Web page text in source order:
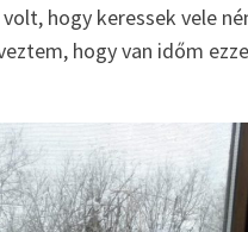
hogy keressek vele
hogy van időm